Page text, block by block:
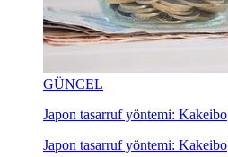
GÜNCEL
Japon tasarruf yöntemi: Kakeibo
Japon tasarruf yöntemi: Kakeibo